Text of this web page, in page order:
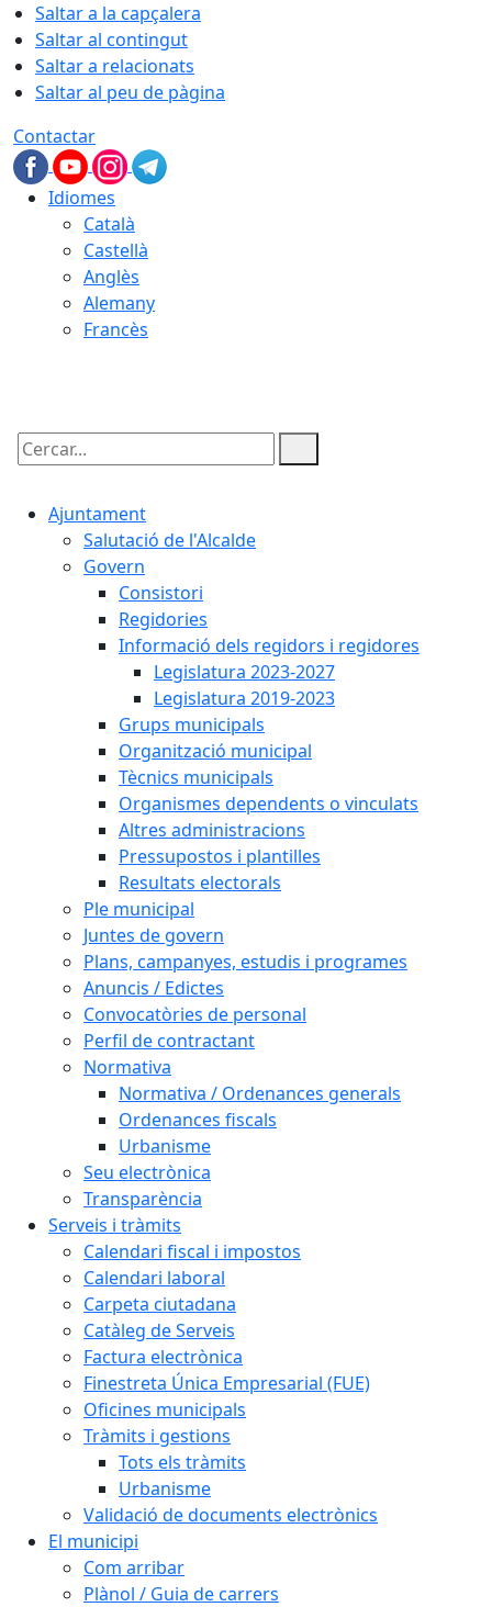
Saltar a la capçalera
Saltar al contingut
Saltar a relacionats
Saltar al peu de pàgina
Contactar
Idiomes
Català
Castellà
Anglès
Alemany
Francès
Cercar:
Ajuntament
Salutació de l'Alcalde
Govern
Consistori
Regidories
Informació dels regidors i regidores
Legislatura 2023-2027
Legislatura 2019-2023
Grups municipals
Organització municipal
Tècnics municipals
Organismes dependents o vinculats
Altres administracions
Pressupostos i plantilles
Resultats electorals
Ple municipal
Juntes de govern
Plans, campanyes, estudis i programes
Anuncis / Edictes
Convocatòries de personal
Perfil de contractant
Normativa
Normativa / Ordenances generals
Ordenances fiscals
Urbanisme
Seu electrònica
Transparència
Serveis i tràmits
Calendari fiscal i impostos
Calendari laboral
Carpeta ciutadana
Catàleg de Serveis
Factura electrònica
Finestreta Única Empresarial (FUE)
Oficines municipals
Tràmits i gestions
Tots els tràmits
Urbanisme
Validació de documents electrònics
El municipi
Com arribar
Plànol / Guia de carrers